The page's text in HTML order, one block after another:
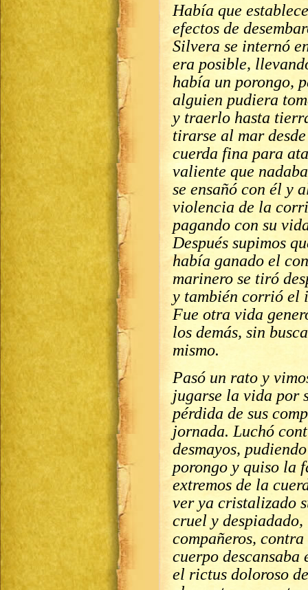
Había que
efectos de
Silvera se internó
era posible,
había un porongo,
alguien pudiera
y traerlo hasta
tirarse al mar
cuerda fina para
valiente que
se ensañó con él y
violencia de la
pagando con su
Después supimos
había ganado el
marinero se tiró
y también corrió el
Fue otra vida
los demás, sin
mismo.
Pasó un rato y
jugarse la vida por
pérdida de sus
jornada. Luchó
desmayos,
porongo y quiso la
extremos de la
ver ya cristalizado
cruel y
compañeros,
cuerpo
el rictus doloroso